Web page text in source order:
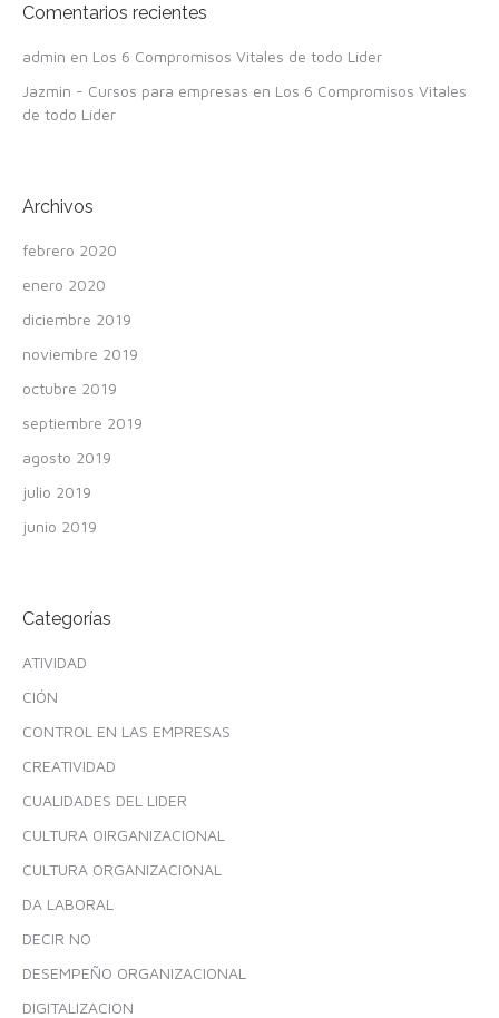
Comentarios recientes
admin en Los 6 Compromisos Vitales de todo Líder
Jazmin - Cursos para empresas en Los 6 Compromisos Vitales
de todo Líder
Archivos
febrero 2020
enero 2020
diciembre 2019
noviembre 2019
octubre 2019
septiembre 2019
agosto 2019
julio 2019
junio 2019
Categorías
ATIVIDAD
CIÓN
CONTROL EN LAS EMPRESAS
CREATIVIDAD
CUALIDADES DEL LIDER
CULTURA OIRGANIZACIONAL
CULTURA ORGANIZACIONAL
DA LABORAL
DECIR NO
DESEMPEÑO ORGANIZACIONAL
DIGITALIZACION